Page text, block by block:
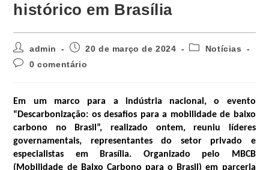
histórico em Brasília
admin 20 de março de 2024
Notícias
0 comentário
Em um marco para a indústria nacional, o evento
“Descarbonização: os desafios para a mobilidade de baixo
carbono no Brasil”, realizado ontem, reuniu líderes
governamentais, representantes do setor privado e
especialistas em Brasília. Organizado pelo MBCB
(Mobilidade de Baixo Carbono para o Brasil) em parceria